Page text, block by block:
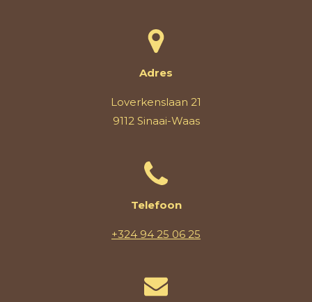
Adres
Loverkenslaan 21
9112 Sinaai-Waas
Telefoon
+324 94 25 06 25